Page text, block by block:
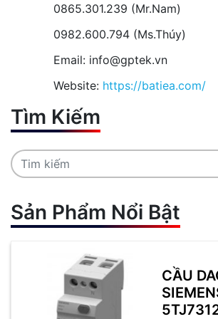
0865.301.239 (Mr.Nam)
0982.600.794 (Ms.Thúy)
Email: info@gptek.vn
Website: https://batiea.com/
Tìm Kiếm
Sản Phẩm Nổi Bật
CẦU